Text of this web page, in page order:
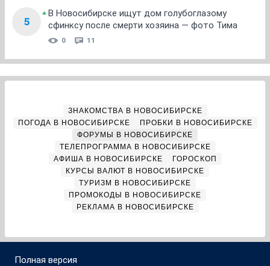
5
В Новосибирске ищут дом голубоглазому
сфинксу после смерти хозяина — фото Тима
0 11
ЗНАКОМСТВА В НОВОСИБИРСКЕ
ПОГОДА В НОВОСИБИРСКЕ
ПРОБКИ В НОВОСИБИРСКЕ
ФОРУМЫ В НОВОСИБИРСКЕ
ТЕЛЕПРОГРАММА В НОВОСИБИРСКЕ
АФИША В НОВОСИБИРСКЕ
ГОРОСКОП
КУРСЫ ВАЛЮТ В НОВОСИБИРСКЕ
ТУРИЗМ В НОВОСИБИРСКЕ
ПРОМОКОДЫ В НОВОСИБИРСКЕ
РЕКЛАМА В НОВОСИБИРСКЕ
Полная версия